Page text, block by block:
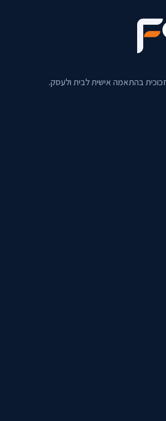
זכוכית בהתאמה אישית לבית ולעסק.